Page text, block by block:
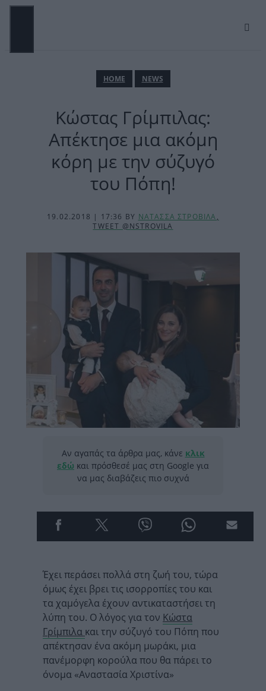
Μετάβαση
ΗΟΜΕ NEWS
Κώστας Γρίμπιλας:
Απέκτησε μια ακόμη
κόρη με την σύζυγό
του Πόπη!
19.02.2018 | 17:36 BY ΝΑΤΑΣΣΑ ΣΤΡΟΒΙΛΑ,
TWEET @NSTROVILA
Αν αγαπάς τα άρθρα μας, κάνε κλικ
εδώ και πρόσθεσέ μας στη Google για
να μας διαβάζεις πιο συχνά
Έχει περάσει πολλά στη ζωή του, τώρα
όμως έχει βρει τις ισορροπίες του και
τα χαμόγελα έχουν αντικαταστήσει τη
λύπη του. Ο λόγος για τον Κώστα
Γρίμπιλα και την σύζυγό του Πόπη που
απέκτησαν ένα ακόμη μωράκι, μια
πανέμορφη κορούλα που θα πάρει το
όνομα «Αναστασία Χριστίνα»